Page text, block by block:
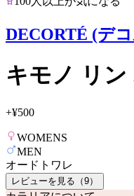
DECORTÉ (デ
キモノ リ
+¥500
WOMENS
MEN
オードトワレ
レビューを見る（9）